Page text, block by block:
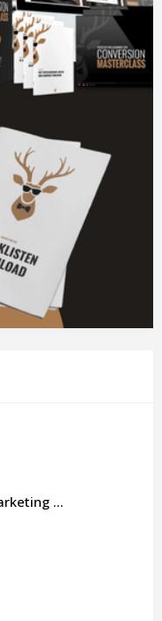
Jasmin Schwanke – Digitales Marketing & KI-gestützte Contenterstellung